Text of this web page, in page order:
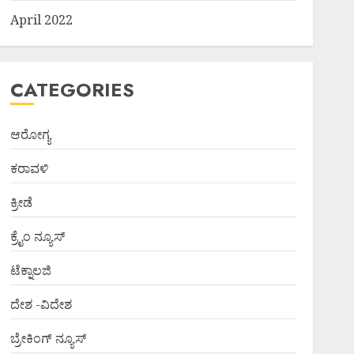
April 2022
CATEGORIES
ಆರೋಗ್ಯ
ಕರಾವಳಿ
ಕ್ರೀಡೆ
ಕ್ರೈಂ ನ್ಯೂಸ್
ಟೆಕ್ನಾಲಜಿ
ದೇಶ -ವಿದೇಶ
ಬ್ರೇಕಿಂಗ್ ನ್ಯೂಸ್